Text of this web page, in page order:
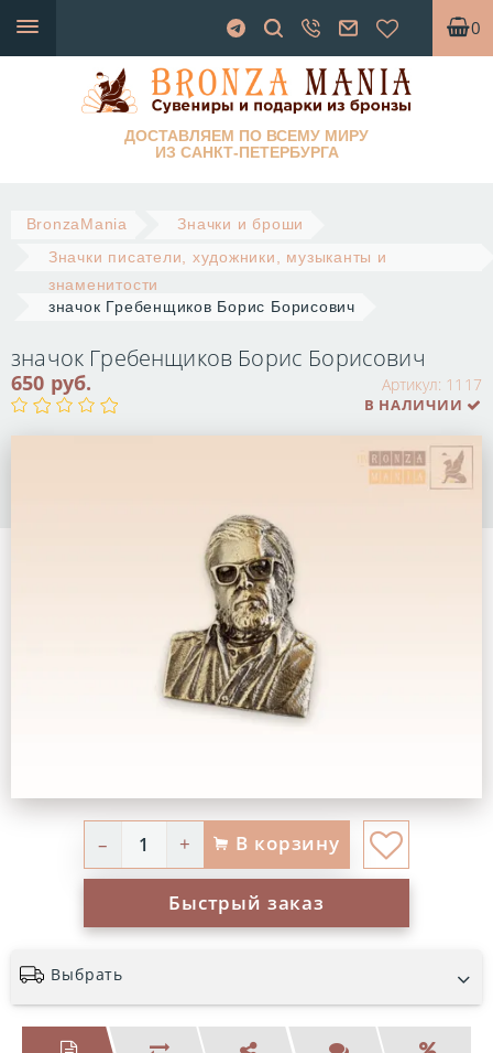
0
ДОСТАВЛЯЕМ ПО ВСЕМУ МИРУ
ИЗ САНКТ-ПЕТЕРБУРГА
BronzaMania
Значки и броши
Значки писатели, художники, музыканты и
знаменитости
значок Гребенщиков Борис Борисович
значок Гребенщиков Борис Борисович
Артикул: 1117
650 руб.
В НАЛИЧИИ
– + В корзину
Быстрый заказ
Выбрать